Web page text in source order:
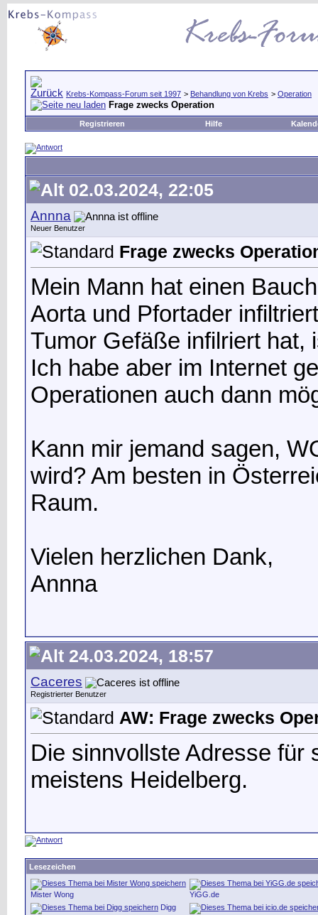
Krebs-Kompass-Forum seit 1997 > Behandlung von Krebs > Operation
Frage zwecks Operation
Registrieren Hilfe
02.03.2024, 22:05
Annna
Neuer Benutzer
Frage zwecks
Mein Mann hat einen
Aorta und Pfortader
Tumor Gefäße infilriert hat,
Ich habe aber im Internet
Operationen auch dann
Kann mir jemand sagen,
wird? Am besten in
Raum.
Vielen herzlichen Dank,
Annna
24.03.2024, 18:57
Caceres
Registrierter Benutzer
AW: Frage zwecks
Die sinnvollste Adresse für
meistens Heidelberg.
Lesezeichen
Mister Wong
YiGG.de
Digg